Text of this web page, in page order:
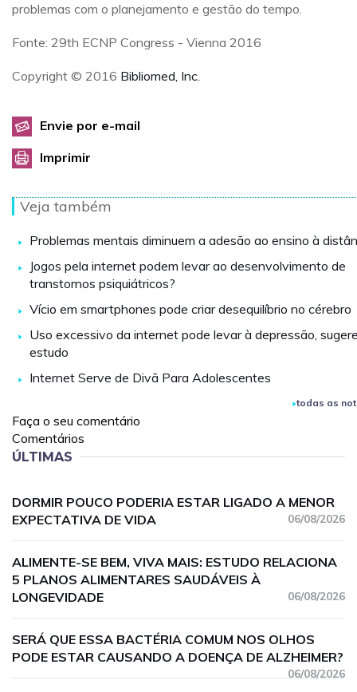
problemas com o planejamento e gestão do tempo.
Fonte: 29th ECNP Congress - Vienna 2016
Copyright © 2016 Bibliomed, Inc.
Envie por e-mail
Imprimir
Veja também
Problemas mentais diminuem a adesão ao ensino à
Jogos pela internet podem levar ao desenvolvimento de
transtornos psiquiátricos?
Vício em smartphones pode criar desequilíbrio no cérebro
Uso excessivo da internet pode levar à depressão,
estudo
Internet Serve de Divã Para Adolescentes
todas as
Faça o seu comentário
Comentários
ÚLTIMAS
DORMIR POUCO PODERIA ESTAR LIGADO A MENOR
EXPECTATIVA DE VIDA
06/08/2026
ALIMENTE-SE BEM, VIVA MAIS: ESTUDO RELACIONA
5 PLANOS ALIMENTARES SAUDÁVEIS À
LONGEVIDADE
06/08/2026
SERÁ QUE ESSA BACTÉRIA COMUM NOS OLHOS
PODE ESTAR CAUSANDO A DOENÇA DE ALZHEIMER?
06/08/2026